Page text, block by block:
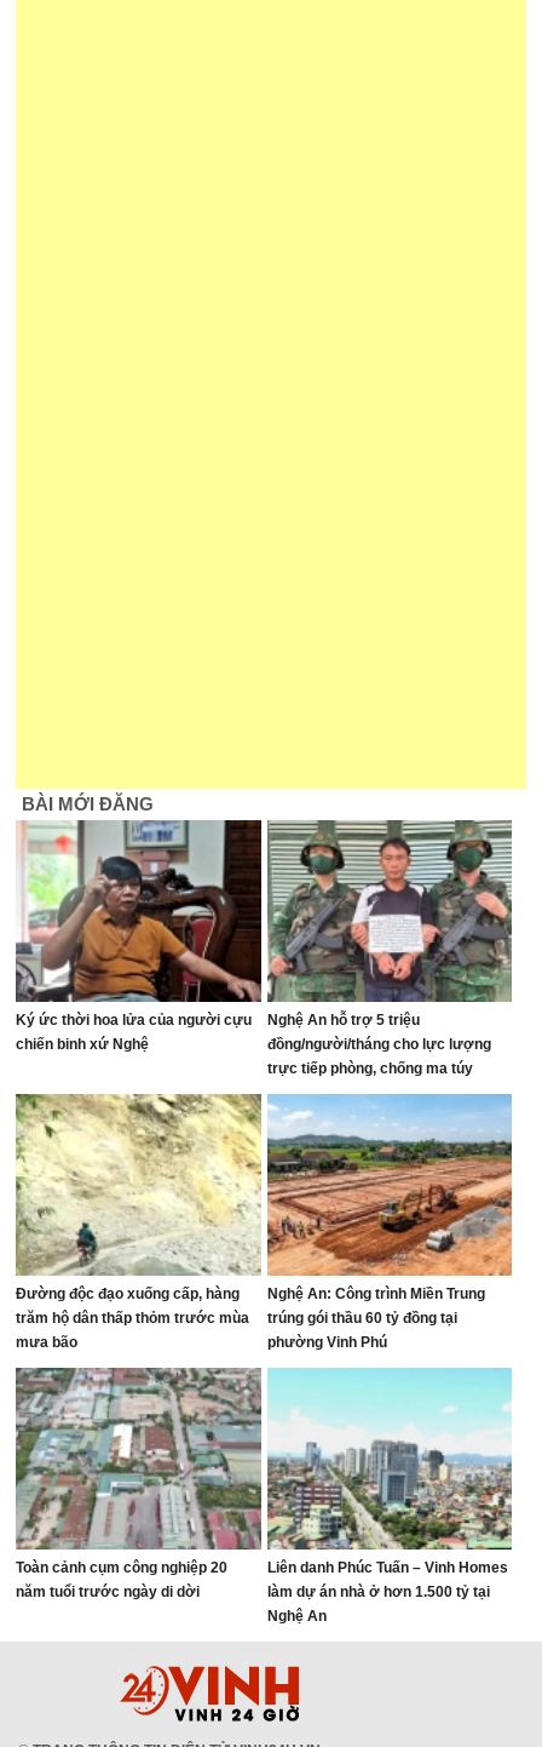
BÀI MỚI ĐĂNG
Ký ức thời hoa lửa của người cựu
chiến binh xứ Nghệ
Nghệ An hỗ trợ 5 triệu
đồng/người/tháng cho lực lượng
trực tiếp phòng, chống ma túy
Đường độc đạo xuống cấp, hàng
trăm hộ dân thấp thỏm trước mùa
mưa bão
Nghệ An: Công trình Miền Trung
trúng gói thầu 60 tỷ đồng tại
phường Vinh Phú
Toàn cảnh cụm công nghiệp 20
năm tuổi trước ngày di dời
Liên danh Phúc Tuấn – Vinh Homes
làm dự án nhà ở hơn 1.500 tỷ tại
Nghệ An